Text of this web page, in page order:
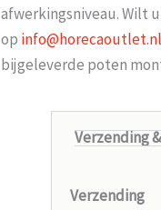
afwerkingsniveau. Wilt
op info@horecaoutlet.nl
bijgeleverde poten
Verzending
Verzending